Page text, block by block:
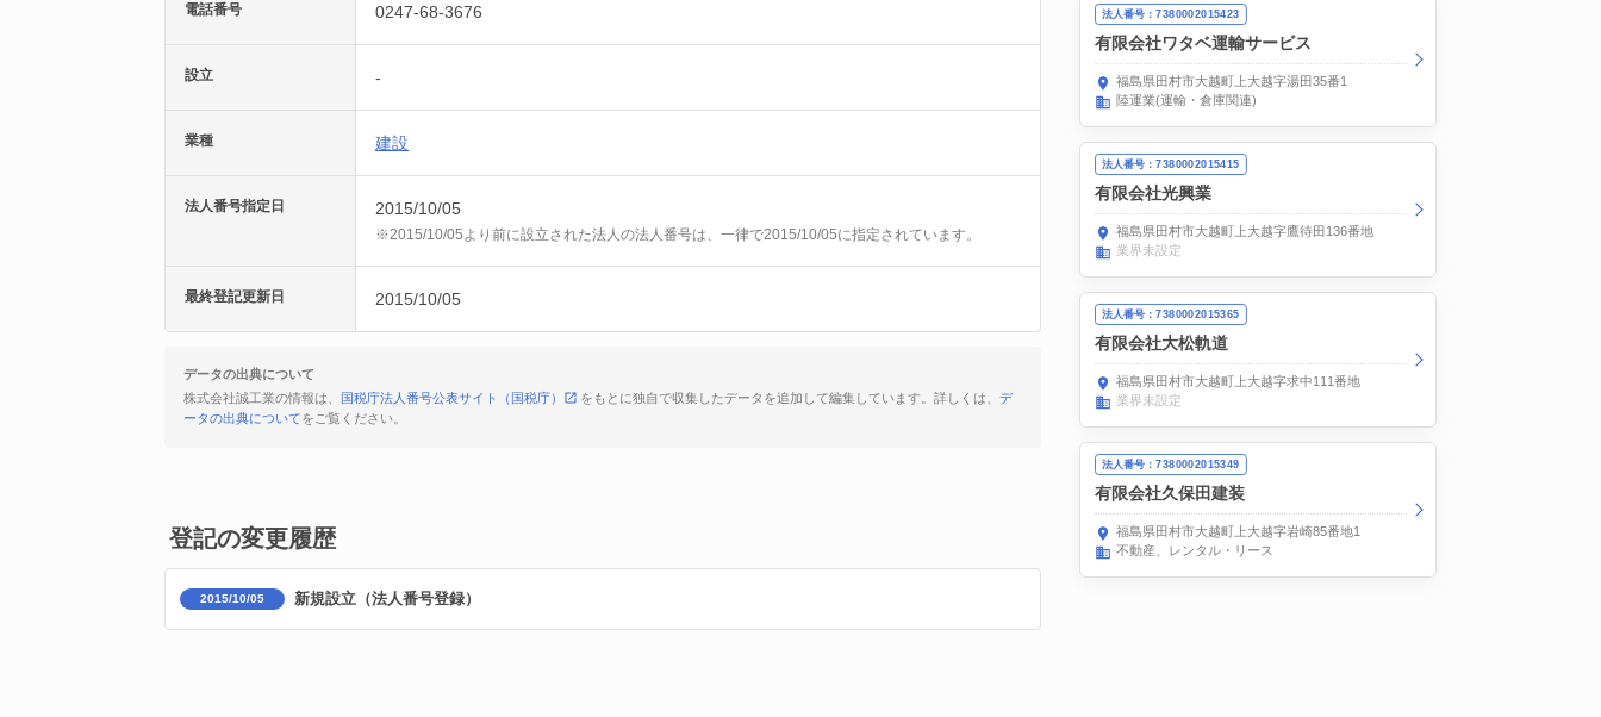
電話番号 0247-68-3676
設立 -
業種 建設
法人番号指定日 2015/10/05
※2015/10/05より前に設立された法人の法人番号は、一律で2015/10/05に指定されています。
最終登記更新日 2015/10/05
データの出典について
株式会社誠工業の情報は、
国税庁法人番号公表サイト（国税庁） をもとに独自で収集したデータを追加して編集しています。詳しくは、 デ
ータの出典についてをご覧ください。
登記の変更履歴
2015/10/05 新規設立（法人番号登録）
法人番号：7380002015423
有限会社ワタベ運輸サービス
福島県田村市大越町上大越字湯田35番1
陸運業(運輸・倉庫関連)
法人番号：7380002015415
有限会社光興業
福島県田村市大越町上大越字鷹待田136番地
業界未設定
法人番号：7380002015365
有限会社大松軌道
福島県田村市大越町上大越字求中111番地
業界未設定
法人番号：7380002015349
有限会社久保田建装
福島県田村市大越町上大越字岩崎85番地1
不動産、レンタル・リース